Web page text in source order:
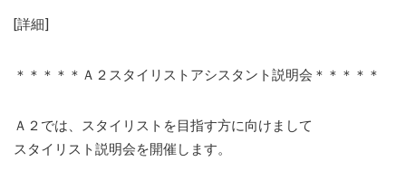
[詳細]
＊＊＊＊＊Ａ２スタイリストアシスタント説明会＊＊＊＊＊
Ａ２では、スタイリストを目指す方に向けまして
スタイリスト説明会を開催します。